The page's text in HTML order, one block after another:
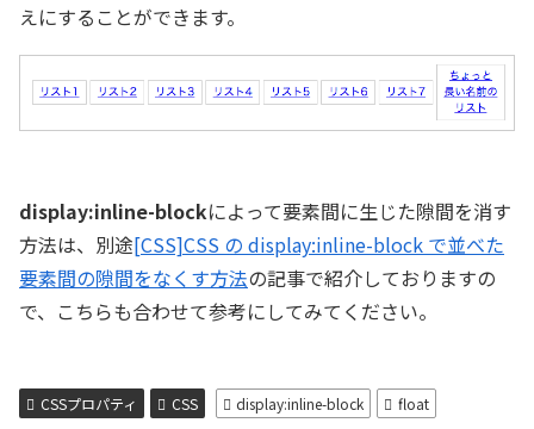
えにすることができます。
display:inline-blockによって要素間に生じた隙間を消す
方法は、別途[CSS]CSS の display:inline-block で並べた
要素間の隙間をなくす方法の記事で紹介しておりますの
で、こちらも合わせて参考にしてみてください。
CSSプロパティ CSS display:inline-block float